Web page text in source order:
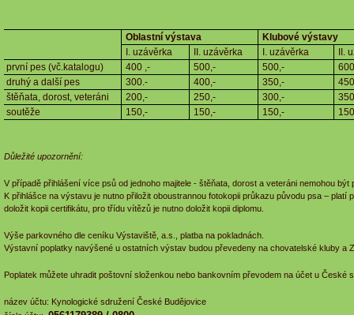
Oblastní výstava
Klubové výstavy
I. uzávěrka
II. uzávěrka I. uzávěrka
II.
první pes (vč.katalogu)
400 ,- 500,- 500,-
druhý a další pes
300.- 400,- 350,-
štěňata, dorost, veteráni
200,- 250,- 300,-
soutěže
150,- 150,- 150,-
Důležité upozornění:
V případě přihlášení více psů od jednoho majitele - štěňata, dorost a veteráni nemohou
K přihlášce na výstavu je nutno přiložit oboustrannou fotokopii průkazu původu psa –
doložit kopii certifikátu, pro třídu vítězů je nutno doložit kopii diplomu.
Výše parkovného dle ceníku Výstaviště, a.s., platba na pokladnách.
Výstavní poplatky navýšené u ostatních výstav budou převedeny na chovatelské kluby a
Poplatek můžete uhradit poštovní složenkou nebo bankovním převodem na účet u České
název účtu: Kynologické sdružení České Budějovice